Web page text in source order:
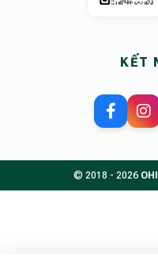
KẾT
© 2018 - 2026